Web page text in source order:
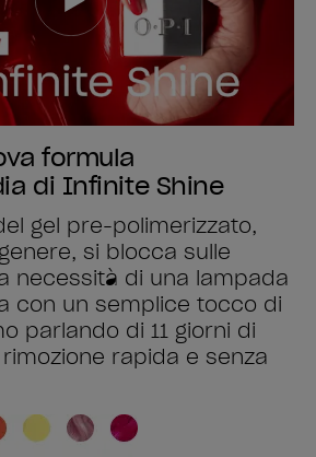
formula
di Infinite Shine
gel pre-polimerizzato,
si blocca sulle
necessità di una lampada
con un semplice tocco di
parlando di 11 giorni di
rapida e senza